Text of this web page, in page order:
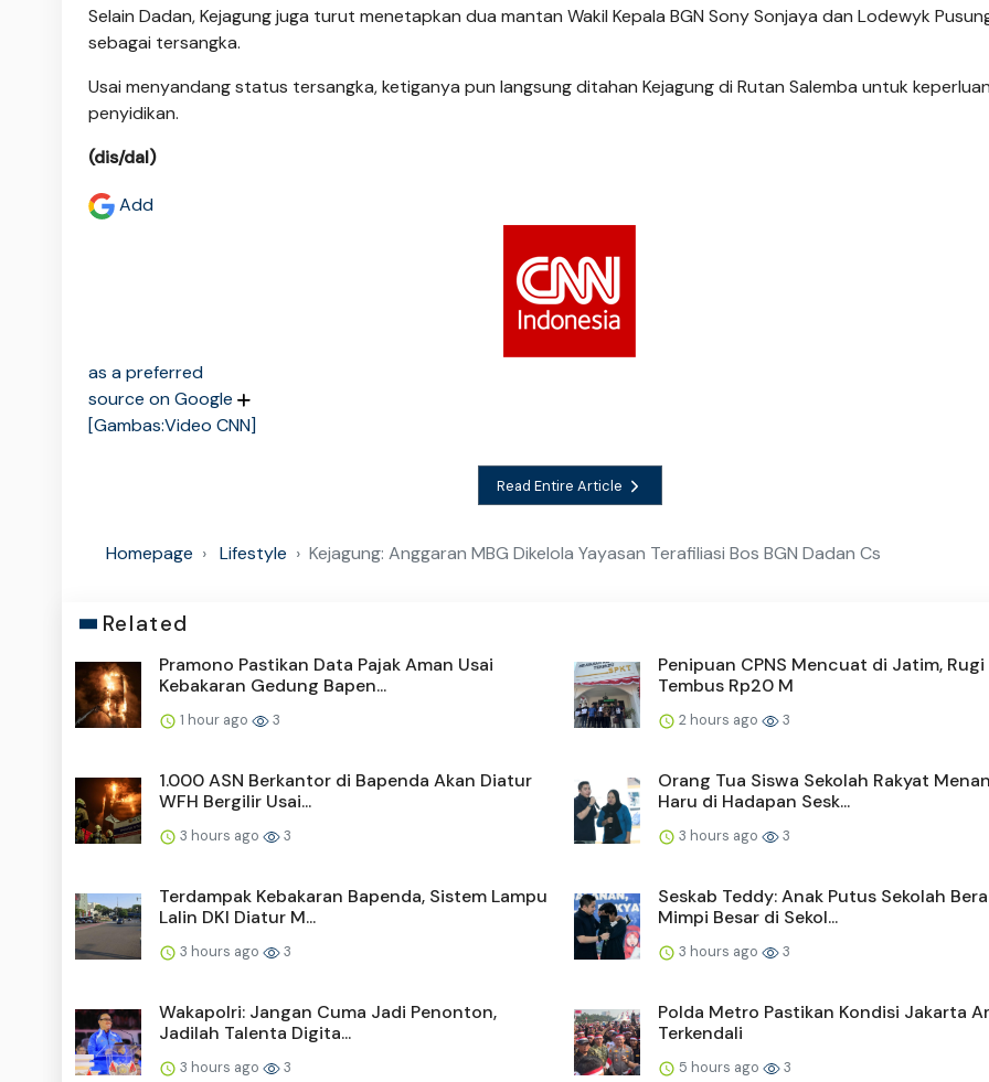
Selain Dadan, Kejagung juga turut menetapkan dua mantan Wakil Kepala BGN Sony Sonjaya dan Lodewyk
sebagai tersangka.
Usai menyandang status tersangka, ketiganya pun langsung ditahan Kejagung di Rutan Salemba untuk
penyidikan.
(dis/dal)
Add
as a preferred
source on Google
[Gambas:Video CNN]
Read Entire Article
Homepage Lifestyle Kejagung: Anggaran MBG Dikelola Yayasan Terafiliasi Bos BGN Dadan Cs
Related
Pramono Pastikan Data Pajak Aman Usai
Kebakaran Gedung Bapen...
1 hour ago 3
Penipuan CPNS Mencuat di Jatim,
Tembus Rp20 M
2 hours ago 3
1.000 ASN Berkantor di Bapenda Akan Diatur
WFH Bergilir Usai...
3 hours ago 3
Orang Tua Siswa Sekolah Rakyat
Haru di Hadapan Sesk...
3 hours ago 3
Terdampak Kebakaran Bapenda, Sistem Lampu
Lalin DKI Diatur M...
3 hours ago 3
Seskab Teddy: Anak Putus Sekolah
Mimpi Besar di Sekol...
3 hours ago 3
Wakapolri: Jangan Cuma Jadi Penonton,
Jadilah Talenta Digita...
3 hours ago 3
Polda Metro Pastikan Kondisi Jakarta
Terkendali
5 hours ago 3